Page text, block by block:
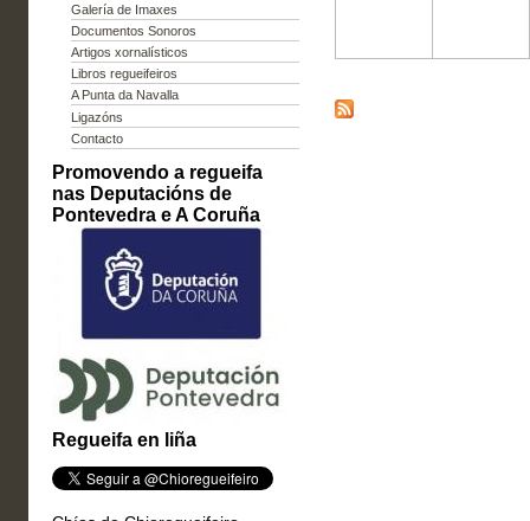
Galería de Imaxes
Documentos Sonoros
Artigos xornalísticos
Libros regueifeiros
A Punta da Navalla
Ligazóns
Contacto
Promovendo a regueifa
nas Deputacións de
Pontevedra e A Coruña
Regueifa en liña